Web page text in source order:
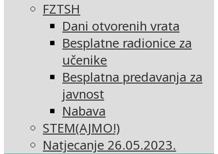
FZTSH
Dani otvorenih vrata
Besplatne radionice za
učenike
Besplatna predavanja za
javnost
Nabava
STEM(AJMO!)
Natjecanje 26.05.2023.